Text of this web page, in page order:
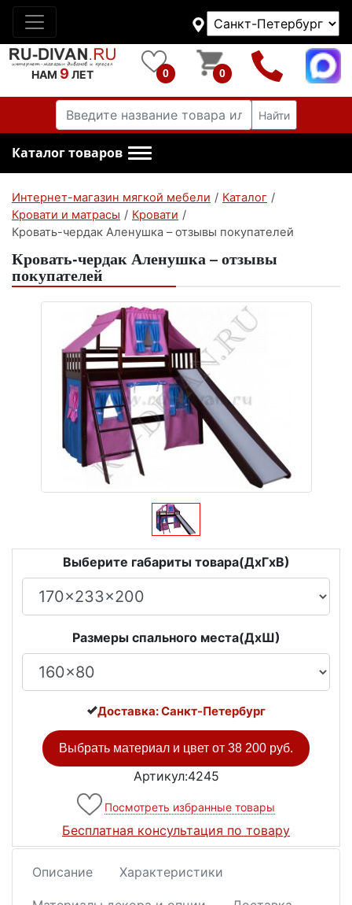
НАМ 9 ЛЕТ 0 0
Найти
Каталог товаров
Интернет-магазин мягкой мебели / Каталог /
Кровати и матрасы / Кровати /
Кровать-чердак Аленушка – отзывы покупателей
Кровать-чердак Аленушка – отзывы
покупателей
Выберите габариты товара(ДxГxВ)
Размеры спального места(ДxШ)
Доставка: Санкт-Петербург
Выбрать материал и цвет от 38 200 руб.
Артикул:4245
Посмотреть избранные товары
Бесплатная консультация по товару
Описание Характеристики